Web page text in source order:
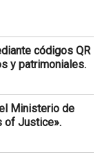
códigos QR
y patrimoniales.
Ministerio de
of Justice».